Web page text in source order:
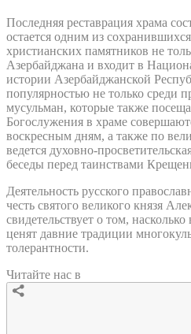
Последняя реставрация храма
остается одним из
христианских памятников не
Азербайджана и входит в
истории Азербайджанской
популярностью не только среди
мусульман, которые также
Богослужения в храме
воскресным дням, а также по
ведется духовно-
беседы перед таинствами
Деятельность русского
честь святого великого князя
свидетельствует о том,
ценят давние традиции
толерантности.
Читайте нас в